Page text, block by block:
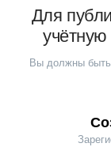
Для
учётную
Вы должны быть